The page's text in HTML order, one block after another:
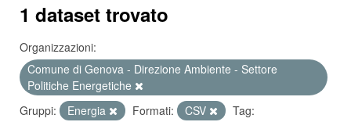
1 dataset trovato
Organizzazioni:
Comune di Genova - Direzione Ambiente - Settore
Politiche Energetiche
Gruppi:
Energia Formati: CSV
Tag: